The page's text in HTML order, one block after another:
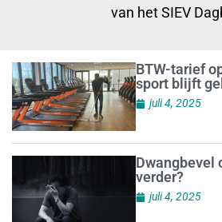
van het SIEV
BTW-tarief
sport blijft
juli 4, 2025
Dwangbevel
verder?
juli 4, 2025